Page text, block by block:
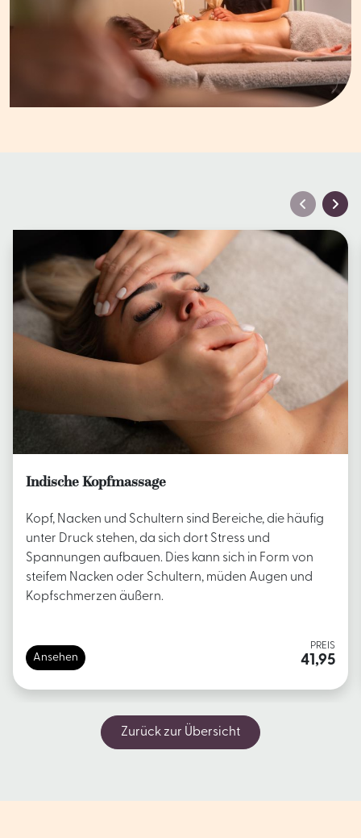
Indische Kopfmassage
Kopf, Nacken und Schultern sind Bereiche, die häufig
unter Druck stehen, da sich dort Stress und
Spannungen aufbauen. Dies kann sich in Form von
steifem Nacken oder Schultern, müden Augen und
Kopfschmerzen äußern.
Ansehen
PREIS
41,95
Zurück zur Übersicht